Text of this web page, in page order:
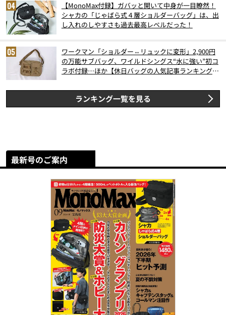
【MonoMax付録】ガバッと開いて中身が一目瞭然！
シャカの「じゃばら式４層ショルダーバッグ」は、出
し入れのしやすさも過去最高レベルだった！
ワークマン「ショルダー⇔リュックに変形」2,900円
の万能サブバッグ、ワイルドシングス“水に強い”初コ
ラボ付録…ほか【休日バッグの人気記事ランキングベ
ランキング一覧を見る
最新号のご案内